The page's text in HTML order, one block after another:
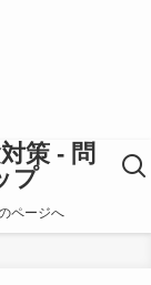
策 - 問
プ
ページへ